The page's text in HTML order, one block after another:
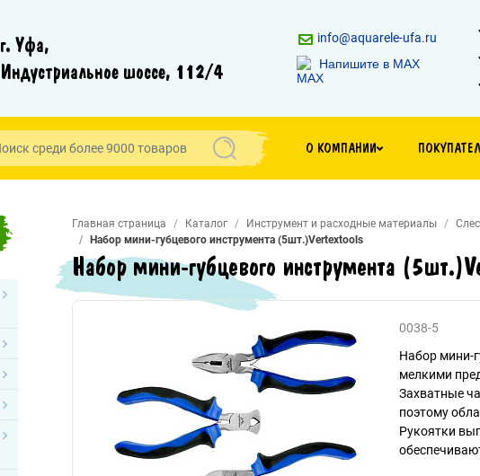
г. Уфа,
Индустриальное шоссе, 112/4
info@aquarele-ufa.ru
Напишите в MAX
О КОМПАНИИ
Главная страница Каталог Инструмент и расходные материалы
Набор мини-губцевого инструмента (5шт.)Vertextools
Набор мини-губцевого инструмента
0038-5
Набор мини-
мелкими
Захватные
поэтому
Рукоятки